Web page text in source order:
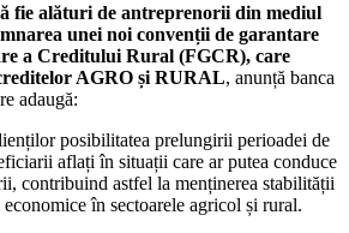
fie alături de antreprenorii din mediul
unei noi convenții de garantare
a Creditului Rural (FGCR), care
AGRO și RURAL, anunță banca
adaugă:
posibilitatea prelungirii perioadei de
aflați în situații care ar putea conduce
contribuind astfel la menținerea stabilității
în sectoarele agricol și rural.